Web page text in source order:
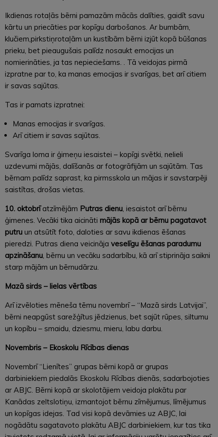
Ikdienas rotaļās bērni pamazām mācās dalīties, gaidīt savu
kārtu un priecāties par kopīgu darbošanos. Ar bumbām,
klučiem,pirkstiņrotaļām un kustībām bērni izjūt kopā būšanas
prieku, bet pieaugušais palīdz nosaukt emocijas un
nomierināties, ja tas nepieciešams. . Tā veidojas pirmā
izpratne par to, ka manas emocijas ir svarīgas, bet arī citiem
ir savas sajūtas.
Tas ir pamats izpratnei:
Manas emocijas ir svarīgas.
Arī citiem ir savas sajūtas.
Svarīga loma ir ģimeņu iesaistei – kopīgi svētki, nelieli
uzdevumi mājās, dalīšanās ar fotogrāfijām un sajūtām. Tas
bērnam palīdz saprast, ka pirmsskola un mājas ir savstarpēji
saistītas, drošas vietas.
10. oktobrīatzīmējām Putras dienu , iesaistot arī bērnu
ģimenes. Vecāki tika aicināti mājās kopā ar bērnu pagatavot
putru un atsūtīt foto, daloties ar savu ikdienas ēšanas
pieredzi. Putras diena veicināja veselīgu ēšanas paradumu
apzināšanu , bērnu un vecāku sadarbību, kā arī stiprināja saikni
starp mājām un bērnudārzu.
Mazā sirds – lielas vērtības
Arī izvēloties mēneša tēmu novembrī – “Mazā sirds Latvijai”,
bērni neapgūst sarežģītus jēdzienus, bet sajūt rūpes, siltumu
un kopību – smaidu, dziesmu, mieru, labu darbu.
Novembris – Ekoskolu Rīcības dienas
Novembrī “Lienītes” grupas bērni kopā ar grupas
darbiniekiem piedalās Ekoskolu Rīcības dienās, sadarbojoties
ar ABJC. Bērni kopā ar skolotājiem veidoja plakātu par
Kanādas zeltslotiņu, izmantojot bērnu zīmējumus, līmējumus
un kopīgas idejas. Tad visi kopā devāmies uz ABJC, lai
nogādātu sagatavoto plakātu ABJC darbiniekiem, kur tas tika